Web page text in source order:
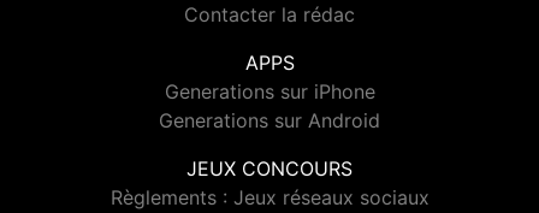
Contacter la rédac
APPS
Generations sur iPhone
Generations sur Android
JEUX CONCOURS
Règlements : Jeux réseaux sociaux